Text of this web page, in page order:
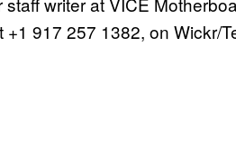
917 257 1382, on Wickr/